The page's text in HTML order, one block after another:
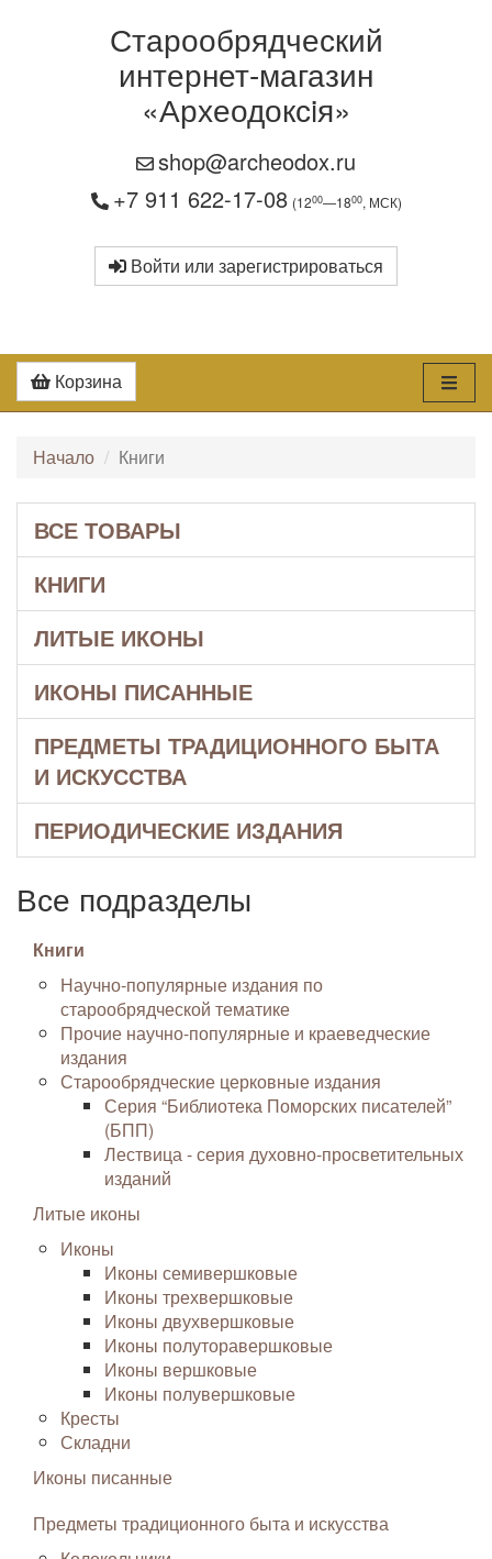
Старообрядческий
интернет-магазин
«Археодоксiя»
shop@archeodox.ru
+7 911 622-17-08 (1200—1800, МСК)
Войти или зарегистрироваться
Корзина
Начало Книги
ВСЕ ТОВАРЫ
КНИГИ
ЛИТЫЕ ИКОНЫ
ИКОНЫ ПИСАННЫЕ
ПРЕДМЕТЫ ТРАДИЦИОННОГО БЫТА
И ИСКУССТВА
ПЕРИОДИЧЕСКИЕ ИЗДАНИЯ
Все подразделы
Книги
Научно-популярные издания по
старообрядческой тематике
Прочие научно-популярные и краеведческие
издания
Старообрядческие церковные издания
Серия “Библиотека Поморских писателей”
(БПП)
Лествица - серия духовно-просветительных
изданий
Литые иконы
Иконы
Иконы семивершковые
Иконы трехвершковые
Иконы двухвершковые
Иконы полуторавершковые
Иконы вершковые
Иконы полувершковые
Кресты
Складни
Иконы писанные
Предметы традиционного быта и искусства